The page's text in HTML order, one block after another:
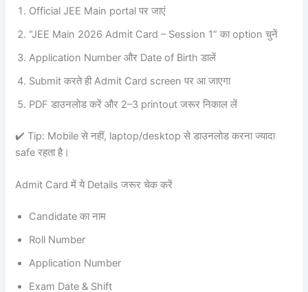
Official JEE Main portal पर जाएं
“JEE Main 2026 Admit Card – Session 1” का option चुनें
Application Number और Date of Birth डालें
Submit करते ही Admit Card screen पर आ जाएगा
PDF डाउनलोड करें और 2–3 printout जरूर निकाल लें
✔️ Tip: Mobile से नहीं, laptop/desktop से डाउनलोड करना ज्यादा
safe रहता है।
Admit Card में ये Details जरूर चेक करें
Candidate का नाम
Roll Number
Application Number
Exam Date & Shift